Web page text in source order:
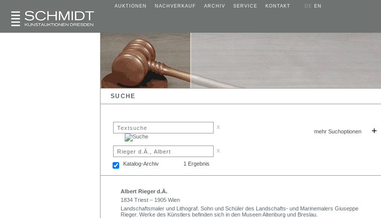
AUKTIONEN NACHVERKAUF ARCHIV SERVICE KONTAKT DE EN
SUCHE
x
mehr Suchoptionen +
x
Katalog-Archiv 1 Ergebnis
Albert Rieger d.Ä.
1834 Triest – 1905 Wien
Landschaftsmaler und Lithograf. Sohn und Schüler des Landschafts- und Marinemalers Giuseppe
Rieger. Werke des Künstlers befinden sich in den Museen Altenburg und Breslau.